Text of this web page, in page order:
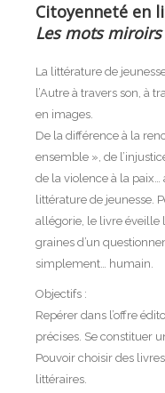
Citoyenneté en
Les mots
La littérature de
l’Autre à travers son, à
en images.
De la différence à la
ensemble », de
de la violence à la
littérature de jeunesse.
allégorie, le livre éveille
graines d’un
simplement… humain.
Objectifs :
Repérer dans l’offre
précises. Se constituer
Pouvoir choisir des
littéraires.